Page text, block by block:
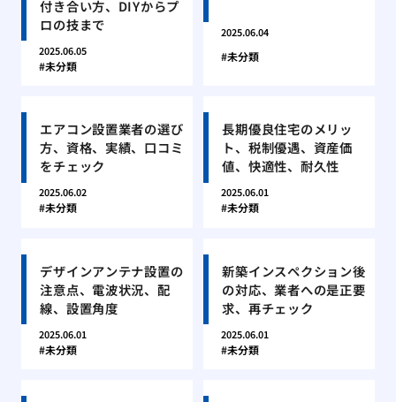
付き合い方、DIYからプ
ロの技まで
2025.06.05
未分類
2025.06.04
未分類
エアコン設置業者の選び
方、資格、実績、口コミ
をチェック
2025.06.02
未分類
長期優良住宅のメリッ
ト、税制優遇、資産価
値、快適性、耐久性
2025.06.01
未分類
デザインアンテナ設置の
注意点、電波状況、配
線、設置角度
2025.06.01
未分類
新築インスペクション後
の対応、業者への是正要
求、再チェック
2025.06.01
未分類